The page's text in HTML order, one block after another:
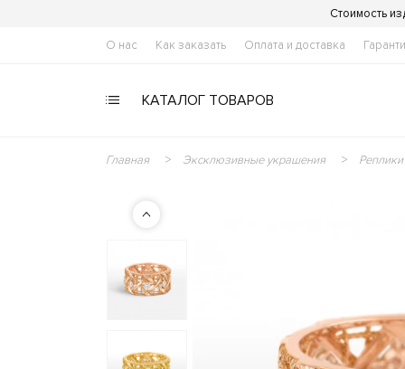
Стоимость
О нас Как заказать Оплата и доставка
КАТАЛОГ ТОВАРОВ
Главная Эксклюзивные украшения